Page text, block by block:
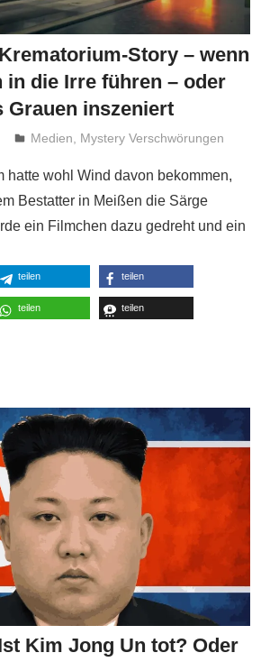
Story – wenn
in die Irre führen – oder
Grauen inszeniert
Niki Vogt
Medien, Mystery Verschwörungen
hatte wohl Wind davon bekommen,
Bestatter in Meißen die Särge
ein Filmchen dazu gedreht und ein
teilen teilen
teilen teilen
Kim Jong Un tot? Oder